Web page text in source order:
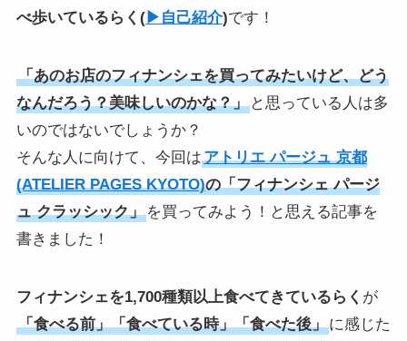
べ歩いている らく (▶︎自己紹介)です！
「あのお店のフィナンシェを買ってみたいけど、どう
なんだろう？美味しいのかな？」と思っている人は多
いのではないでしょうか？
そんな人に向けて、今回はアトリエ パージュ 京都
(ATELIER PAGES KYOTO)の「フィナンシェ パージ
ュ クラッシック」を買ってみよう！と思える記事を
書きました！
フィナンシェを1,700種類以上食べてきているらく が
「食べる前」「食べている時」「食べた後」に感じた